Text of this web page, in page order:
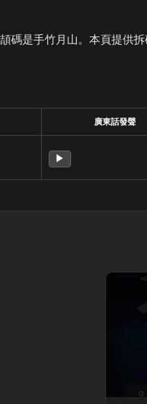
頡碼是手竹月山。本頁提供
廣東話發聲
▶